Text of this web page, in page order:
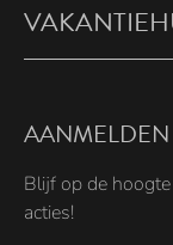
Blijf op de
acties!